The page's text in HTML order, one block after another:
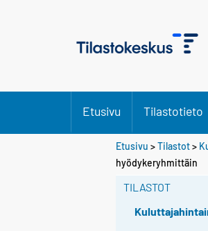
Etusivu Tilastotieto
Etusivu >Tilastot>
hyödykeryhmittäin
TILASTOT